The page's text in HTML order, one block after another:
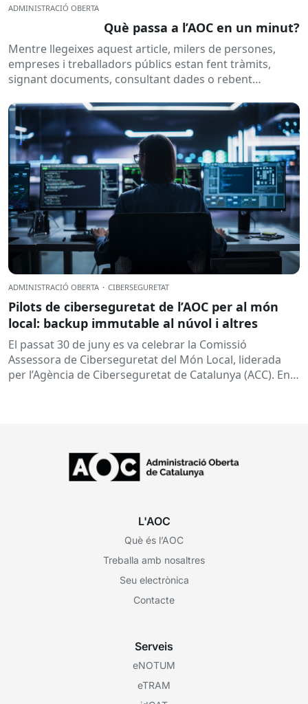
ADMINISTRACIÓ OBERTA
Què passa a l’AOC en un minut?
Mentre llegeixes aquest article, milers de persones,
empreses i treballadors públics estan fent tràmits,
signant documents, consultant dades o rebent
habitualment...
ADMINISTRACIÓ OBERTA · CIBERSEGURETAT
Pilots de ciberseguretat de l’AOC per al món
local: backup immutable al núvol i altres
El passat 30 de juny es va celebrar la Comissió
Assessora de Ciberseguretat del Món Local, liderada
per l’Agència de Ciberseguretat de Catalunya (ACC). En
L'AOC
Què és l’AOC
Treballa amb nosaltres
Seu electrònica
Contacte
Serveis
eNOTUM
eTRAM